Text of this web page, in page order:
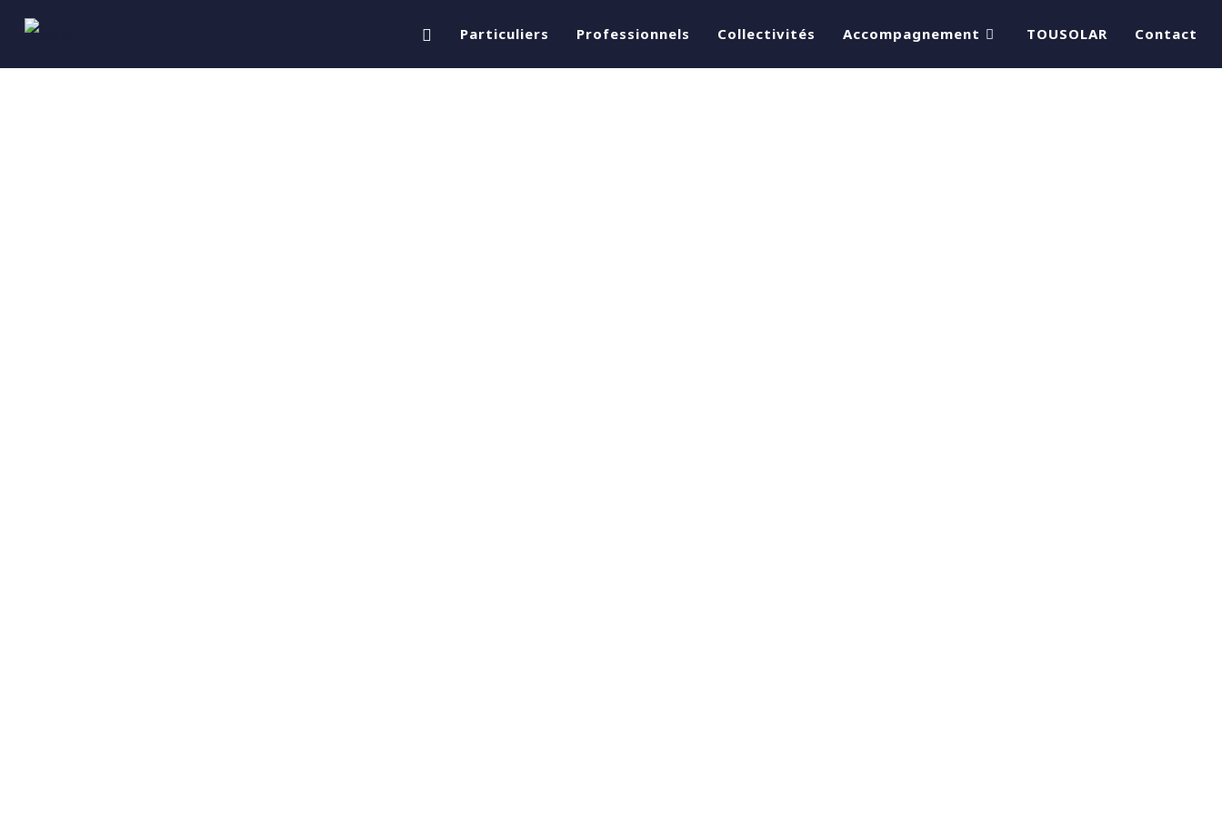
Particuliers Professionnels Collectivités Accompagnement TOUSOLAR Contact